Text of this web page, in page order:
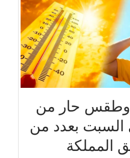
حار من
السبت بعدد من
المملكة